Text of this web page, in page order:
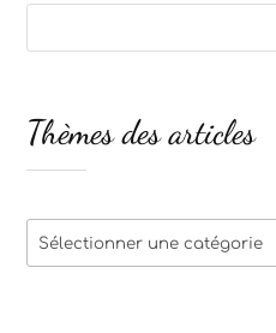
Thèmes des articles
Thèmes
des